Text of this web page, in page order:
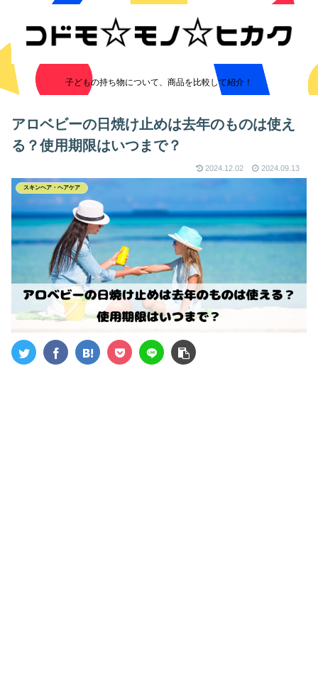
子どもの持ち物について、商品を比較して紹介！
アロベビーの日焼け止めは去年のものは使え
る？使用期限はいつまで？
2024.12.02 2024.09.13
スキンヘア・ヘアケア